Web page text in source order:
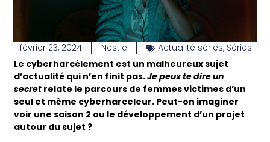
février 23, 2024 Nestie Actualité séries, Séries
Le cyberharcèlement est un malheureux sujet
d’actualité qui n’en finit pas.Je peux te dire un
secret relate le parcours de femmes victimes d’un
seul et même cyberharceleur. Peut-on imaginer
voir une saison 2 ou le développement d’un projet
autour du sujet ?